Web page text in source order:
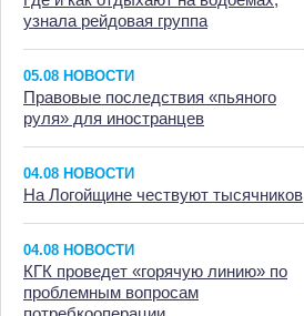
узнала рейдовая группа
05.08 НОВОСТИ
Правовые последствия «пьяного
руля» для иностранцев
04.08 НОВОСТИ
На Логойщине чествуют тысячников
04.08 НОВОСТИ
КГК проведет «горячую линию» по
проблемным вопросам